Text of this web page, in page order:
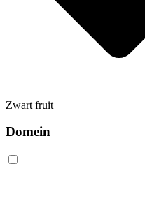
Zwart fruit
Domein